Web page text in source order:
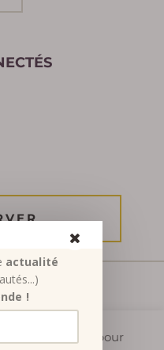
générales de
notre site web pour
actualité
!